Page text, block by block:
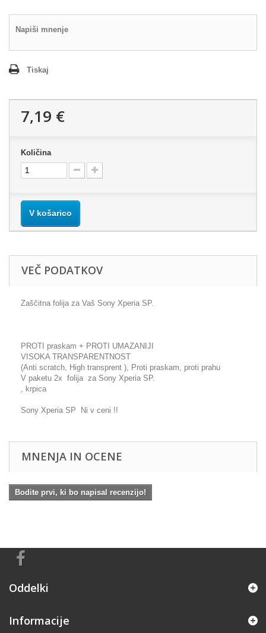
Napiši mnenje
Tiskaj
7,19 €
Količina
V košarico
VEČ PODATKOV
Zaščitna folija za Vaš Sony Xperia SP.
PROTI praskam + PROTI UMAZANIJI
VISOKA TRANSPARENTNOST
(Anti scratch, High transprent ), Proti praskam, proti prahu
V paketu 2x folija za Sony Xperia SP.
, krpica
Sony Xperia SP Ni v ceni !!
MNENJA IN OCENE
Bodite prvi, ki bo napisal recenzijo!
Oddelki
Informacije